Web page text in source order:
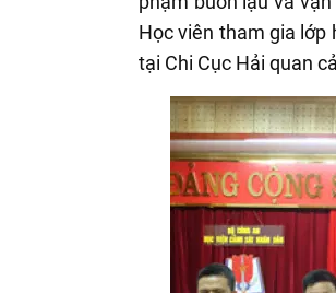
Học viên tham gia lớp
tại Chi Cục Hải quan